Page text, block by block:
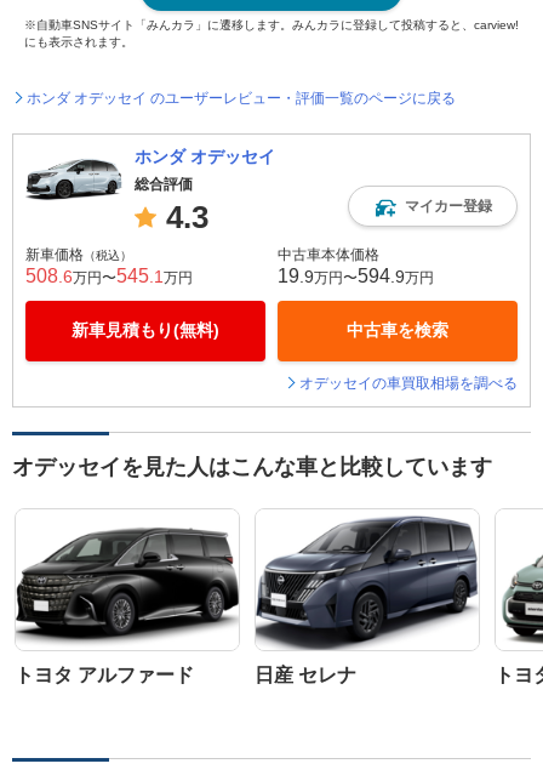
※自動車SNSサイト「みんカラ」に遷移します。みんカラに登録して投稿すると、carview!
にも表示されます。
ホンダ オデッセイ のユーザーレビュー・評価一覧のページに戻る
ホンダ オデッセイ
総合評価
4.3 マイカー登録
新車価格 （税込）
508 .6万円〜545 .1 万円
新車見積もり(無料)
中古車本体価格
19 .9万円〜594 .9万円
中古車を検索
オデッセイの車買取相場を調べる
オデッセイを見た人はこんな車と比較しています
トヨタ アルファード 日産 セレナ ト